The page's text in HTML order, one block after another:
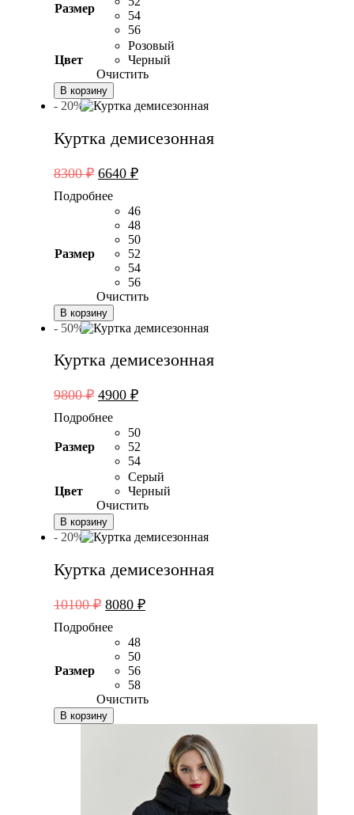
Размер
54
56
Цвет
Розовый
Черный
Очистить
В корзину
- 20%
Куртка демисезонная
8300₽ Первоначальная
составляла
8300 ₽.
6640 ₽Текущая
6640 ₽.
Подробнее
Размер
46
48
50
52
54
56
Очистить
В корзину
- 50%
Куртка демисезонная
9800₽ Первоначальная
составляла
9800 ₽.
4900 ₽Текущая
4900 ₽.
Подробнее
Размер
50
52
54
Цвет
Серый
Черный
Очистить
В корзину
- 20%
Куртка демисезонная
10100₽ Первоначальная
составляла
10100 ₽.
8080 ₽Текущая
Подробнее
Размер
48
50
56
58
Очистить
В корзину